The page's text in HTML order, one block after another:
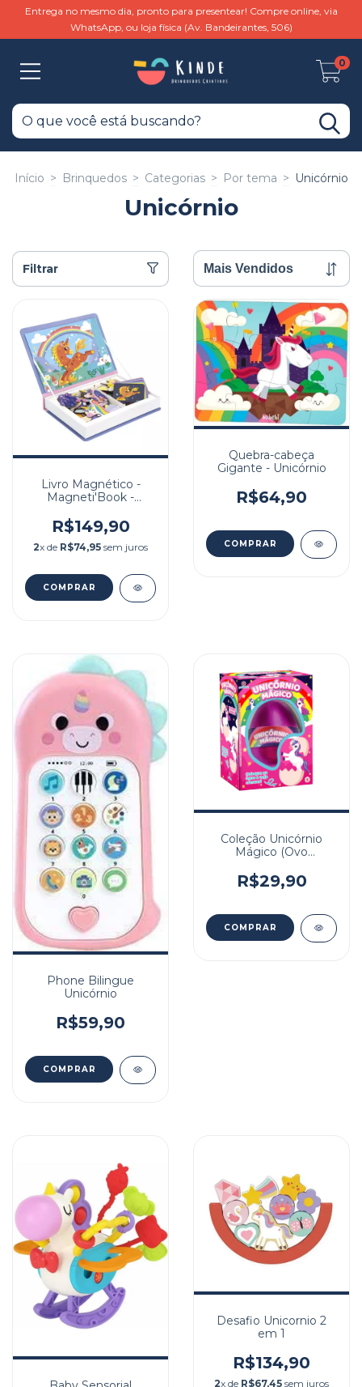
Entrega no mesmo dia, pronto para presentear! Compre online, via
WhatsApp, ou loja física (Av. Bandeirantes, 506)
0
Início > Brinquedos > Categorias > Por tema > Unicórnio
Unicórnio
Filtrar
Livro Magnético -
Magneti'Book -
R$149,90
2x de R$74,95 sem juros
Quebra-cabeça
Gigante - Unicórnio
R$64,90
Phone Bilingue
Unicórnio
R$59,90
Coleção Unicórnio
Mágico (Ovo
R$29,90
Desafio Unicornio 2
em 1
R$134,90
2x de R$67,45 sem juros